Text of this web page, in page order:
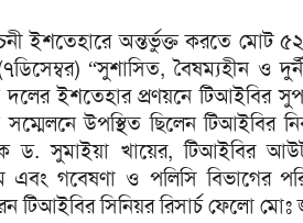
ইশতেহারে অন্তর্ভুক্ত করতে মোট
(৭ডিসেম্বর) “সুশাসিত, বৈষম্যহীন ও
দলের ইশতেহার প্রণয়নে টিআইবির
উপস্থিত ছিলেন টিআইবির
ড. সুমাইয়া খায়ের, টিআইবির
গবেষণা ও পলিসি বিভাগের
টিআইবির সিনিয়র রিসার্চ ফেলো